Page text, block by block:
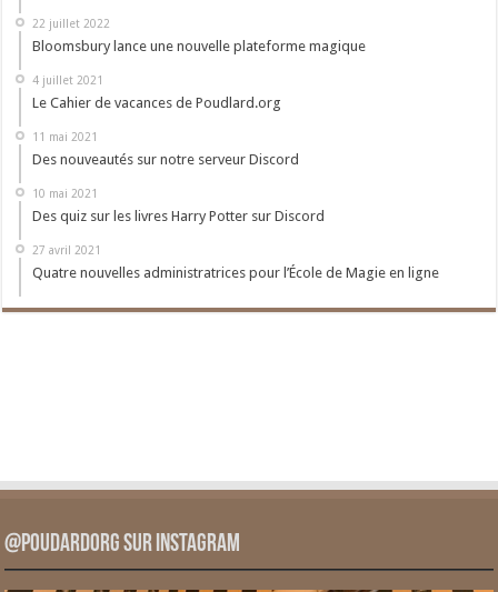
22 juillet 2022
Bloomsbury lance une nouvelle plateforme magique
4 juillet 2021
Le Cahier de vacances de Poudlard.org
11 mai 2021
Des nouveautés sur notre serveur Discord
10 mai 2021
Des quiz sur les livres Harry Potter sur Discord
27 avril 2021
Quatre nouvelles administratrices pour l’École de Magie en ligne
@PoudardOrg sur Instagram